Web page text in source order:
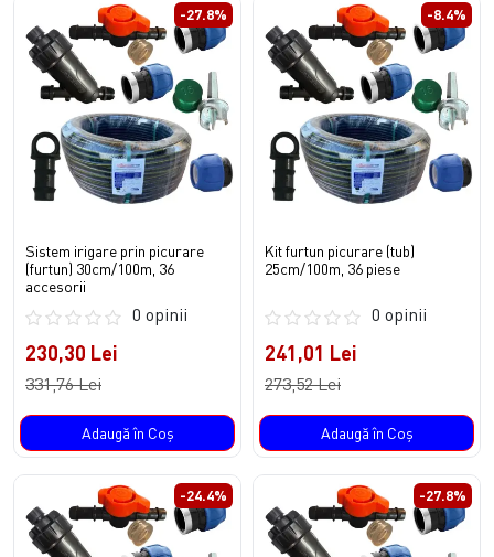
-27.8%
Sistem irigare prin picurare
(furtun) 30cm/100m, 36
accesorii
0 opinii
230,30 Lei
331,76 Lei
Adaugă în Coş
-8.4%
Kit furtun picurare (tub)
25cm/100m, 36 piese
0 opinii
241,01 Lei
273,52 Lei
Adaugă în Coş
-24.4% -27.8%